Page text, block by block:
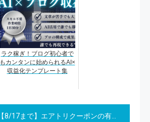
ラク稼ぎ！ブログ初心者で
もカンタンに始められるAI×
収益化テンプレート集
【8/17まで】エアトリクーポンの有効期限と使い方完全ガイド｜3万円OFFで秋旅がもっとおトクに！